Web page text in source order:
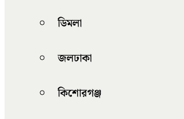
ডিমলা
জলঢাকা
কিশোরগঞ্জ